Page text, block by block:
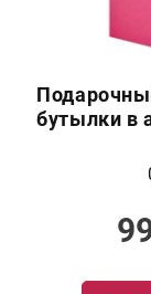
бутылки в